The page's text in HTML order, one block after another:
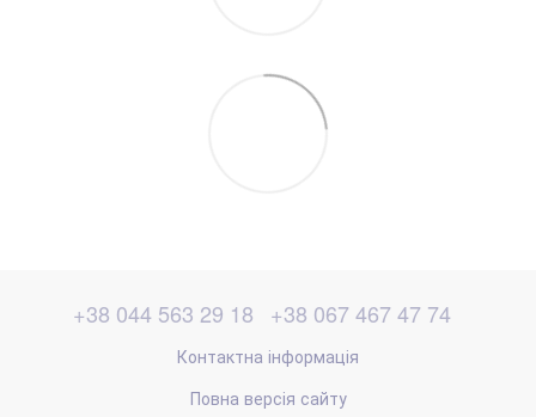
+38 044 563 29 18 +38 067 467 47 74
Контактна інформація
Повна версія сайту